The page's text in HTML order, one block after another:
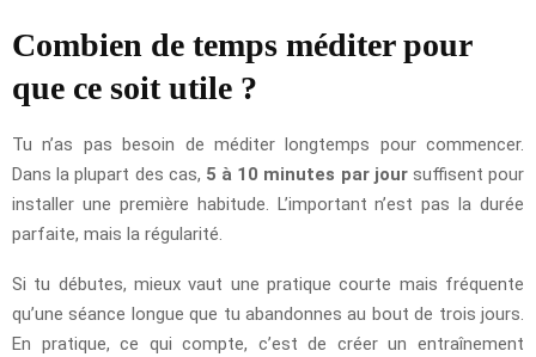
Combien de temps méditer pour
que ce soit utile ?
Tu n’as pas besoin de méditer longtemps pour commencer.
Dans la plupart des cas, 5 à 10 minutes par joursuffisent pour
installer une première habitude. L’important n’est pas la durée
parfaite, mais la régularité.
Si tu débutes, mieux vaut une pratique courte mais fréquente
qu’une séance longue que tu abandonnes au bout de trois jours.
En pratique, ce qui compte, c’est de créer un entraînement